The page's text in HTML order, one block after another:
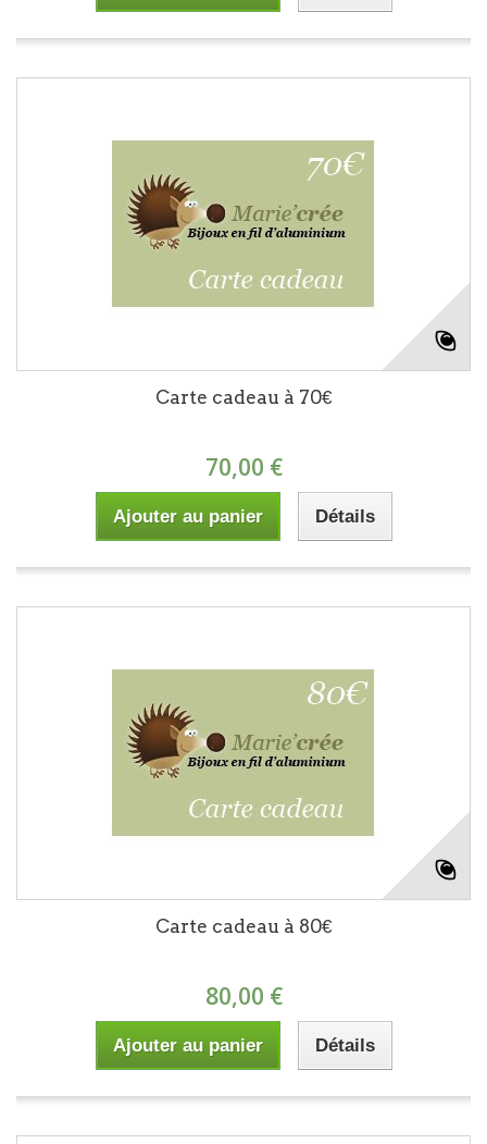
Carte cadeau à 70€
70,00 €
Ajouter au panier Détails
Carte cadeau à 80€
80,00 €
Ajouter au panier Détails